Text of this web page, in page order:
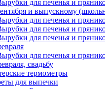
для печенья и
и выпускному
для печенья и
для печенья и
для печенья и
для печенья и
свадьбу
термометры
для выпечки